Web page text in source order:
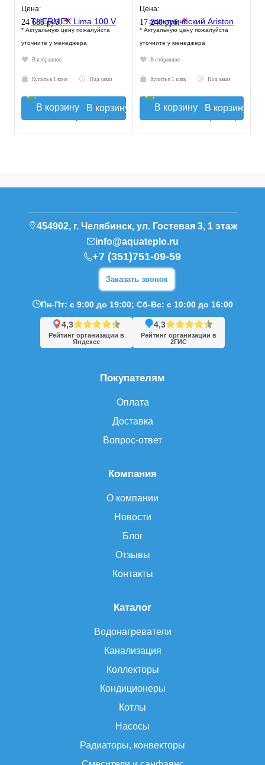
Цена:
24 685 руб.*
* Актуальную цену пожалуйста
уточните у менеджера
В избранное
Купить в 1 клик Под заказ
В корзину
ТЭН 1,5 кВт.
Цена:
17 240 руб.*
* Актуальную цену пожалуйста
уточните у менеджера
В избранное
Купить в 1 клик Под заказ
В корзину
Каталог
Водонагреватели
Канализация
Коллекторы
Кондиционеры
Котлы
Насосы
Радиаторы, конвекторы
Компания
О компании
Новости
Блог
Отзывы
Контакты
Покупателям
Оплата
Доставка
Вопрос-ответ
454902, г. Челябинск, ул. Гостевая 3, 1 этаж
info@aquateplo.ru
+7 (351)751-09-59
Заказать звонок
Пн-Пт: с 9:00 до 19:00; Сб-Вс: с 10:00 до 16:00
4,3
Рейтинг организации в
Яндексе
4,3
Рейтинг организации в
2ГИС